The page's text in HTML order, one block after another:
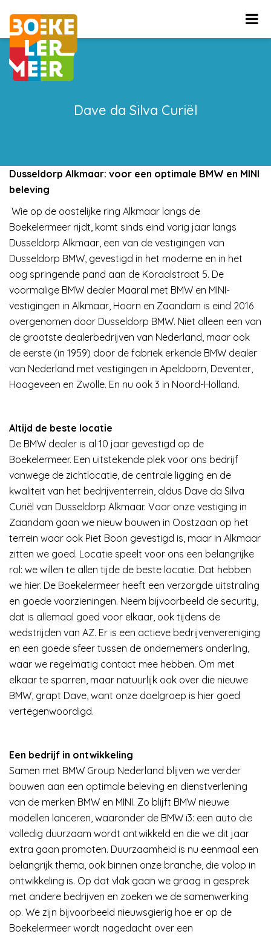
Dave da Silva Curiël
Dusseldorp Alkmaar: voor een optimale BMW en MINI
beleving
Wie op de oostelijke ring Alkmaar langs de
Boekelermeer rijdt, komt sinds eind vorig jaar langs
Dusseldorp Alkmaar, een van de vestigingen van
Dusseldorp BMW, gevestigd in het moderne en in het
oog springende pand aan de Koraalstraat 5. De
voormalige BMW dealer Maaral met BMW en MINI-
vestigingen in Alkmaar, Hoorn en Zaandam is eind 2016
overgenomen door Dusseldorp BMW. Niet alleen een van
de grootste dealerbedrijven van Nederland, maar ook
de eerste (in 1959) door de fabriek erkende BMW dealer
van Nederland met vestigingen in Apeldoorn, Deventer,
Hoogeveen en Zwolle. En nu ook 3 in Noord-Holland.
Altijd de beste locatie
De BMW dealer is al 10 jaar gevestigd op de
Boekelermeer. Een uitstekende plek voor ons bedrijf
vanwege de zichtlocatie, de centrale ligging en de
kwaliteit van het bedrijventerrein, aldus Dave da Silva
Curiël van Dusseldorp Alkmaar. Voor onze vestiging in
Zaandam gaan we nieuw bouwen in Oostzaan op het
terrein waar ook Piet Boon gevestigd is, maar in Alkmaar
zitten we goed. Locatie speelt voor ons een belangrijke
rol: we willen te allen tijde de beste locatie. Dat hebben
we hier. De Boekelermeer heeft een verzorgde uitstraling
en goede voorzieningen. Neem bijvoorbeeld de security,
dat is allemaal goed voor elkaar, ook tijdens de
wedstrijden van AZ. Er is een actieve bedrijvenvereniging
en een goede sfeer tussen de ondernemers onderling,
waar we regelmatig contact mee hebben. Om met
elkaar te sparren, maar natuurlijk ook over die nieuwe
BMW, grapt Dave, want onze doelgroep is hier goed
vertegenwoordigd.
Een bedrijf in ontwikkeling
Samen met BMW Group Nederland blijven we verder
bouwen aan een optimale beleving en dienstverlening
van de merken BMW en MINI. Zo blijft BMW nieuwe
modellen lanceren, waaronder de BMW i3: een auto die
volledig duurzaam wordt ontwikkeld en die we dit jaar
extra gaan promoten. Duurzaamheid is nu eenmaal een
belangrijk thema, ook binnen onze branche, die volop in
ontwikkeling is. Op dat vlak gaan we graag in gesprek
met andere bedrijven en zoeken we de samenwerking
op. We zijn bijvoorbeeld nieuwsgierig hoe er op de
Boekelermeer wordt nagedacht over een